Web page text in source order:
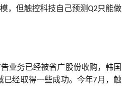
，但触控科技自己预测Q2只能做
业务已经被省广股份收购，韩国
已经取得一些成功。今年7月，触